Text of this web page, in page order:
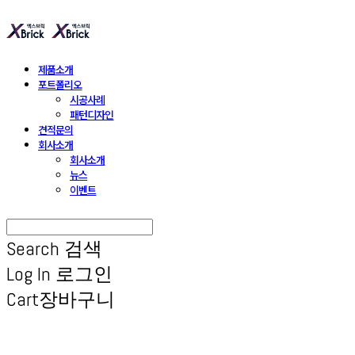
제품소개
포트폴리오
시공사례
패턴디자인
견적문의
회사소개
회사소개
뉴스
이벤트
Search 검색
Log In 로그인
Cart장바구니